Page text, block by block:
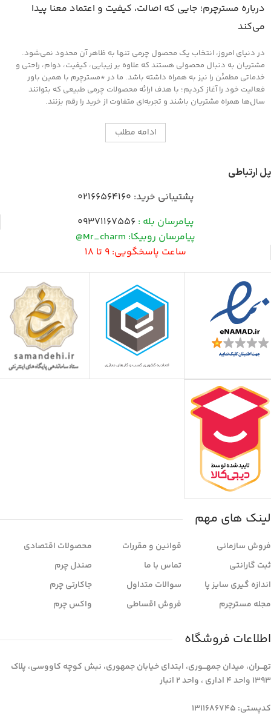
درباره مسترچرم؛ جایی که اصالت، کیفیت و اعتماد معنا پیدا
می‌کند
در دنیای امروز، انتخاب یک محصول چرمی تنها به ظاهر آن محدود نمی‌شود.
مشتریان به دنبال محصولی هستند که علاوه بر زیبایی، کیفیت، دوام، راحتی و
خدماتی مطمئن را نیز به همراه داشته باشد. ما در *مسترچرم با همین باور
فعالیت خود را آغاز کردیم؛ با هدف ارائه محصولات چرمی طبیعی که بتوانند
سال‌ها همراه مشتریان باشند و تجربه‌ای متفاوت از خرید را رقم بزنند.
ادامه مطلب
پل ارتباطی
پشتیبانی خرید: 02166564160
پیامرسان بله : 09371167556
پیامرسان روبیکا: Mr_charm@
ساعت پاسخگویی: 9 تا 18
لینک های مهم
فروش سازمانی
ثبت گارانتی
اندازه گیری سایز پا
مجله مسترچرم
قوانین و مقررات
تماس با ما
سوالات متداول
فروش اقساطی
محصولات اقتصادی
صندل چرم
جاکارتی چرم
واکس چرم
اطلاعات فروشگاه
تهـــران، میدان جمهـــوری، ابتدای خیابان جمهوری، نبش کوچه کاووسی، پلاک
1393 واحد 4 اداری ، واحد 2 انبار
کدپستی: 1311686745